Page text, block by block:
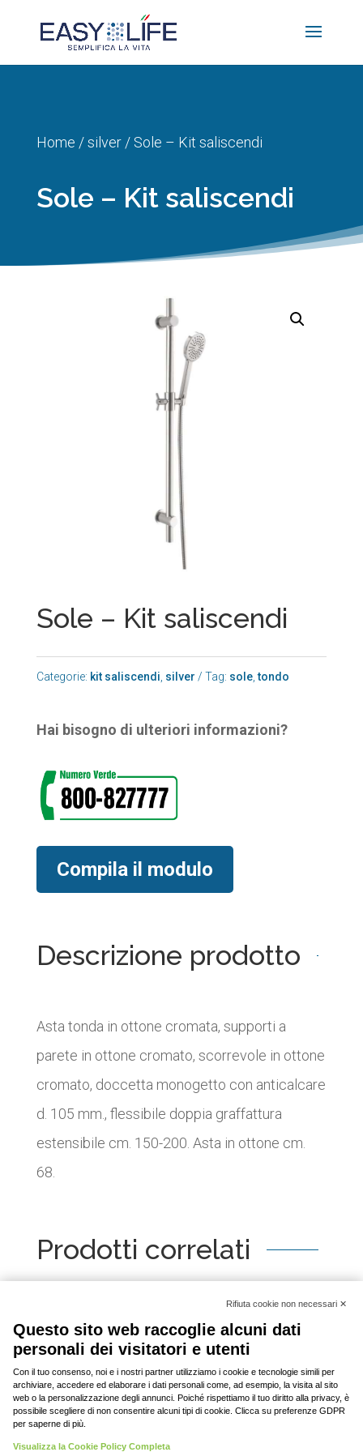
Home /silver/ Sole – Kit saliscendi
Sole – Kit saliscendi
Sole – Kit saliscendi
Categorie: kit saliscendi, silver Tag: sole,tondo
Hai bisogno di ulteriori informazioni?
Compila il modulo
Descrizione prodotto
Asta tonda in ottone cromata, supporti a
parete in ottone cromato, scorrevole in ottone
cromato, doccetta monogetto con anticalcare
d. 105 mm., flessibile doppia graffattura
estensibile cm. 150-200. Asta in ottone cm.
68.
Prodotti correlati
[woo_product_slider id="2798"]